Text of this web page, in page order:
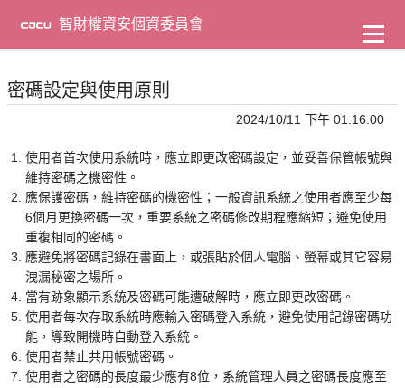
主
容
智財權資安個資委員會
密碼設定與使用原則
2024/10/11 下午 01:16:00
使用者首次使用系統時，應立即更改密碼設定，並妥善保管帳號與
維持密碼之機密性。
應保護密碼，維持密碼的機密性；一般資訊系統之使用者應至少每
6個月更換密碼一次，重要系統之密碼修改期程應縮短；避免使用
重複相同的密碼。
應避免將密碼記錄在書面上，或張貼於個人電腦、螢幕或其它容易
洩漏秘密之場所。
當有跡象顯示系統及密碼可能遭破解時，應立即更改密碼。
使用者每次存取系統時應輸入密碼登入系統，避免使用記錄密碼功
能，導致開機時自動登入系統。
使用者禁止共用帳號密碼。
使用者之密碼的長度最少應有8位，系統管理人員之密碼長度應至